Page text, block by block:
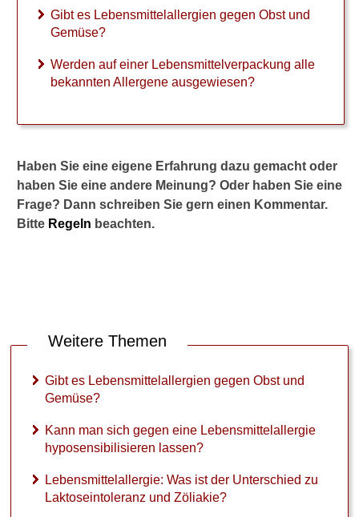
Gibt es Lebensmittelallergien gegen Obst und
Gemüse?
Werden auf einer Lebensmittelverpackung alle
bekannten Allergene ausgewiesen?
Haben Sie eine eigene Erfahrung dazu gemacht oder
haben Sie eine andere Meinung? Oder haben Sie eine
Frage? Dann schreiben Sie gern einen Kommentar.
Bitte Regeln beachten.
Weitere Themen
Gibt es Lebensmittelallergien gegen Obst und
Gemüse?
Kann man sich gegen eine Lebensmittelallergie
hyposensibilisieren lassen?
Lebensmittelallergie: Was ist der Unterschied zu
Laktoseintoleranz und Zöliakie?
Diagnostik
Laborwerte
►
Medikamente